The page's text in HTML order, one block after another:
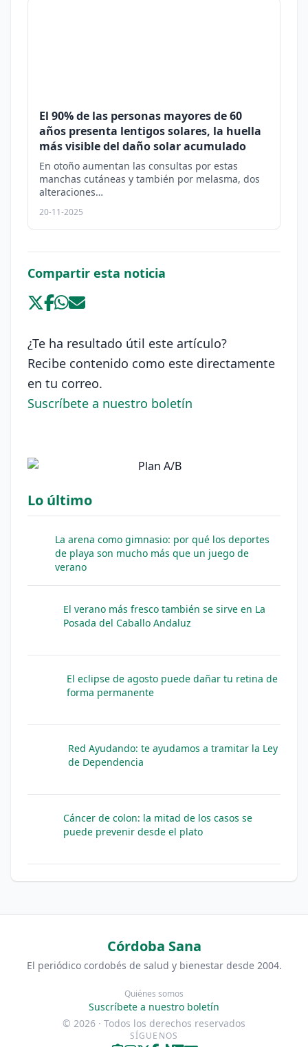
El 90% de las personas mayores de 60
años presenta lentigos solares, la huella
más visible del daño solar acumulado
En otoño aumentan las consultas por estas
manchas cutáneas y también por melasma, dos
alteraciones…
20-11-2025
Compartir esta noticia
¿Te ha resultado útil este artículo?
Recibe contenido como este directamente
en tu correo.
Suscríbete a nuestro boletín
Lo último
La arena como gimnasio: por qué los deportes
de playa son mucho más que un juego de
verano
El verano más fresco también se sirve en La
Posada del Caballo Andaluz
El eclipse de agosto puede dañar tu retina de
forma permanente
Red Ayudando: te ayudamos a tramitar la Ley
de Dependencia
Cáncer de colon: la mitad de los casos se
puede prevenir desde el plato
Córdoba Sana
El periódico cordobés de salud y bienestar desde 2004.
Quiénes somos
Suscríbete a nuestro boletín
© 2026 · Todos los derechos reservados
SÍGUENOS